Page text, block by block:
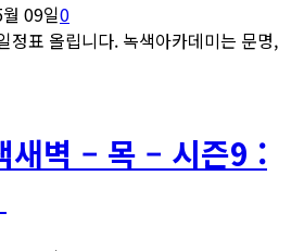
09일0
정표 올립니다. 녹색아카데미는 문명,
새벽 – 목 – 시즌9 :